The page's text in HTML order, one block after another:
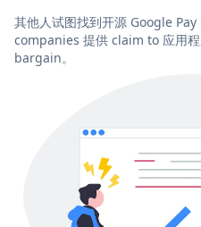
其他人试图找到开源 Google
companies 提供 claim to 应用
bargain。